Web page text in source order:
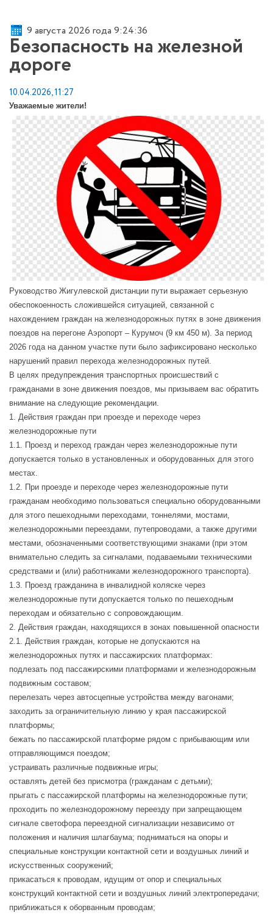
9 августа 2026 года 9:24:36
Безопасность на железной
дороге
10.04.2026, 11:27
Уважаемые жители!
Руководство Жигулевской дистанции пути выражает серьезную
обеспокоенность сложившейся ситуацией, связанной с
нахождением граждан на железнодорожных путях в зоне движения
поездов на перегоне Аэропорт – Курумоч (9 км 450 м). За период
2026 года на данном участке пути было зафиксировано несколько
нарушений правил перехода железнодорожных путей.
В целях предупреждения транспортных происшествий с
гражданами в зоне движения поездов, мы призываем вас обратить
внимание на следующие рекомендации.
1. Действия граждан при проезде и переходе через
железнодорожные пути
1.1. Проезд и переход граждан через железнодорожные пути
допускается только в установленных и оборудованных для этого
местах.
1.2. При проезде и переходе через железнодорожные пути
гражданам необходимо пользоваться специально оборудованными
для этого пешеходными переходами, тоннелями, мостами,
железнодорожными переездами, путепроводами, а также другими
местами, обозначенными соответствующими знаками (при этом
внимательно следить за сигналами, подаваемыми техническими
средствами и (или) работниками железнодорожного транспорта).
1.3. Проезд гражданина в инвалидной коляске через
железнодорожные пути допускается только по пешеходным
переходам и обязательно с сопровождающим.
2. Действия граждан, находящихся в зонах повышенной опасности
2.1. Действия граждан, которые не допускаются на
железнодорожных путях и пассажирских платформах:
подлезать под пассажирскими платформами и железнодорожным
подвижным составом;
перелезать через автосцепные устройства между вагонами;
заходить за ограничительную линию у края пассажирской
платформы;
бежать по пассажирской платформе рядом с прибывающим или
отправляющимся поездом;
устраивать различные подвижные игры;
оставлять детей без присмотра (гражданам с детьми);
прыгать с пассажирской платформы на железнодорожные пути;
проходить по железнодорожному переезду при запрещающем
сигнале светофора переездной сигнализации независимо от
положения и наличия шлагбаума; подниматься на опоры и
специальные конструкции контактной сети и воздушных линий и
искусственных сооружений;
прикасаться к проводам, идущим от опор и специальных
конструкций контактной сети и воздушных линий электропередачи;
приближаться к оборванным проводам;